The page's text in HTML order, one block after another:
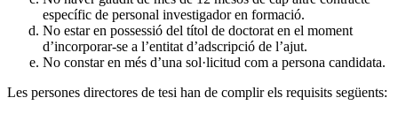
específic de personal investigador en formació.
No estar en possessió del títol de doctorat en el moment
d’incorporar-se a l’entitat d’adscripció de l’ajut.
No constar en més d’una sol·licitud com a persona candidata.
Les persones directores de tesi han de complir els requisits següents: